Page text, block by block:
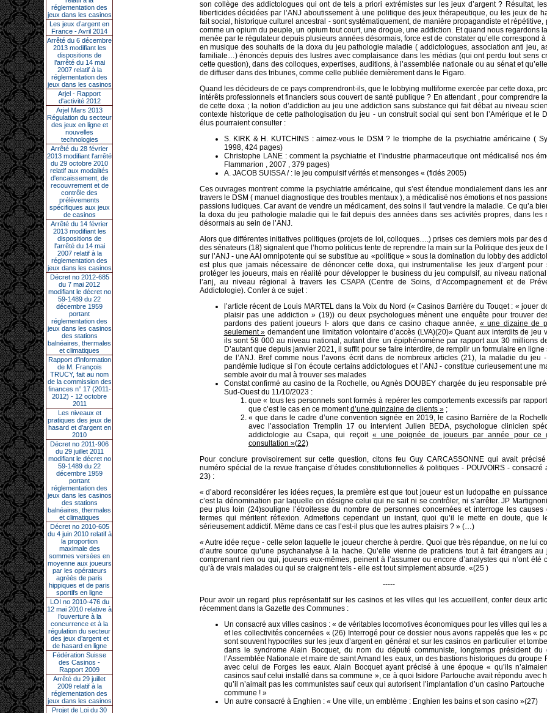
réglementation des
jeux dans les casinos
Les jeux d’argent en
France - Avril 2014
Arrêté du 6 décembre
2013 modifiant les
dispositions de
l’arrêté du 14 mai
2007 relatif à la
réglementation des
jeux dans les casinos
Arjel - Rapport
d'activité 2012
Arjel Mars 2013
Régulation du secteur
des jeux en ligne et
nouvelles
technologies
Arrêté du 28 février
2013 modifiant l'arrêté
du 29 octobre 2010
relatif aux modalités
d'encaissement, de
recouvrement et de
contrôle des
prélèvements
spécifiques aux jeux
de casinos
Arrêté du 14 février
2013 modifiant les
dispositions de
l'arrêté du 14 mai
2007 relatif à la
réglementation des
jeux dans les casinos
Décret no 2012-685
du 7 mai 2012
modifiant le décret no
59-1489 du 22
décembre 1959
portant
réglementation des
jeux dans les casinos
des stations
balnéaires, thermales
et climatiques
Rapport d'information
de M. François
TRUCY, fait au nom
de la commission des
finances n° 17 (2011-
2012) - 12 octobre
2011
Les niveaux et
pratiques des jeux de
hasard et d’argent en
2010
Décret no 2011-906
du 29 juillet 2011
modifiant le décret no
59-1489 du 22
décembre 1959
portant
réglementation des
jeux dans les casinos
des stations
balnéaires, thermales
et climatiques
Décret no 2010-605
du 4 juin 2010 relatif à
la proportion
maximale des
sommes versées en
moyenne aux joueurs
par les opérateurs
agréés de paris
hippiques et de paris
sportifs en ligne
LOI no 2010-476 du
12 mai 2010 relative à
l’ouverture à la
concurrence et à la
régulation du secteur
des jeux d’argent et
de hasard en ligne
Fédération Suisse
des Casinos -
Rapport 2009
Arrêté du 29 juillet
2009 relatif à la
réglementation des
jeux dans les casinos
Projet de Loi du 30
son collège des addictologues qui ont de tels a priori extrémistes sur les jeux d’argent ? Résultat,
liberticides décidées par l’ANJ aboutissement à une politique des jeux thérapeutique, ou les jeux de
fait social, historique culturel ancestral - sont systématiquement, de manière propagandiste et répétitive,
comme un opium du peuple, un opium tout court, une drogue, une addiction. Et quand nous regardons
menée par le régulateur depuis plusieurs années désormais, force est de constater qu’elle correspond
en musique des souhaits de la doxa du jeu pathologie maladie ( addictologues, association anti jeu,
familiale…) énoncés depuis des lustres avec complaisance dans les médias (qui ont perdu tout sens
cette question), dans des colloques, expertises, auditions, à l’assemblée nationale ou au sénat et
de diffuser dans des tribunes, comme celle publiée dernièrement dans le Figaro.
Quand les décideurs de ce pays comprendront-ils, que le lobbying multiforme exercée par cette doxa,
intérêts professionnels et financiers sous couvert de santé publique ? En attendant , pour comprendre
de cette doxa ; la notion d’addiction au jeu une addiction sans substance qui fait débat au niveau
contexte historique de cette pathologisation du jeu - un construit social qui sent bon l’Amérique et le
élus pourraient consulter :
S. KIRK & H. KUTCHINS : aimez-vous le DSM ? le triomphe de la psychiatrie américaine (
1998, 424 pages)
Christophe LANE : comment la psychiatrie et l’industrie pharmaceutique ont médicalisé nos
Flammarion , 2007 , 379 pages)
A. JACOB SUISSA / : le jeu compulsif vérités et mensonges « (fidés 2005)
Ces ouvrages montrent comme la psychiatrie américaine, qui s’est étendue mondialement dans les
travers le DSM ( manuel diagnostique des troubles mentaux ), a médicalisé nos émotions et nos
passions ludiques. Car avant de vendre un médicament, des soins il faut vendre la maladie. Ce qu’a
la doxa du jeu pathologie maladie qui le fait depuis des années dans ses activités propres, dans les
désormais au sein de l’ANJ.
Alors que différentes initiatives politiques (projets de loi, colloques….) prises ces derniers mois par des
des sénateurs (18) signalent que l’homo politicus tente de reprendre la main sur la Politique des jeux de
sur l’ANJ - une AAI omnipotente qui se substitue au «politique » sous la domination du lobby des
est plus que jamais nécessaire de dénoncer cette doxa, qui instrumentalise les jeux d’argent pour
protéger les joueurs, mais en réalité pour développer le business du jeu compulsif, au niveau
l’anj, au niveau régional à travers les CSAPA (Centre de Soins, d’Accompagnement et de
Addictologie). Confer à ce sujet :
l’article récent de Louis MARTEL dans la Voix du Nord (« Casinos Barrière du Touqet : « jouer
plaisir pas une addiction » (19)) ou deux psychologues mènent une enquête pour trouver
pardons des patient joueurs !- alors que dans ce casino chaque année, « une dizaine de
seulement » demandent une limitation volontaire d’accès (LVA)(20)» Quant aux interdits de jeu
ils sont 58 000 au niveau national, autant dire un épiphénomène par rapport aux 30 millions
D’autant que depuis janvier 2021, il suffit pour se faire interdire, de remplir un formulaire en ligne
de l’ANJ. Bref comme nous l’avons écrit dans de nombreux articles (21), la maladie du jeu
pandémie ludique si l’on écoute certains addictologues et l’ANJ - constitue curieusement une
semble avoir du mal à trouver ses malades
Constat confirmé au casino de la Rochelle, ou Agnès DOUBEY chargée du jeu responsable
Sud-Ouest du 11/10/2023 :
que « tous les personnels sont formés à repérer les comportements excessifs par
que c’est le cas en ce momentd’une quinzaine de clients »;
« que dans le cadre d’une convention signée en 2019, le casino Barrière de la
avec l’association Tremplin 17 ou intervient Julien BEDA, psychologue clinicien
addictologie au Csapa, qui reçoit « une poignée de joueurs par année pour ce
consultation »(22)
Pour conclure provisoirement sur cette question, citons feu Guy CARCASSONNE qui avait
numéro spécial de la revue française d’études constitutionnelles & politiques - POUVOIRS - consacré
23) :
« d’abord reconsidérer les idées reçues, la première est que tout joueur est un ludopathe en
c’est la dénomination par laquelle on désigne celui qui ne sait ni se contrôler, ni s’arrêter. JP
peu plus loin (24)souligne l’étroitesse du nombre de personnes concernées et interroge les causes
termes qui méritent réflexion. Admettons cependant un instant, quoi qu’il le mette en doute, que
sérieusement addictif. Même dans ce cas l’est-il plus que les autres plaisirs ? » (…)
« Autre idée reçue - celle selon laquelle le joueur cherche à perdre. Quoi que très répandue, on ne lui
d’autre source qu’une psychanalyse à la hache. Qu’elle vienne de praticiens tout à fait étrangers au
comprenant rien ou qui, joueurs eux-mêmes, peinent à l’assumer ou encore d’analystes qui n’ont été
qu’à de vrais malades ou qui se craignent tels - elle est tout simplement absurde. «(25 )
-----
Pour avoir un regard plus représentatif sur les casinos et les villes qui les accueillent, confer deux
récemment dans la Gazette des Communes :
Un consacré aux villes casinos : « de véritables locomotives économiques pour les villes qui les
et les collectivités concernées « (26) Interrogé pour ce dossier nous avons rappelés que les «
sont souvent hypocrites sur les jeux d’argent en général et sur les casinos en particulier et
dans le syndrome Alain Bocquet, du nom du député communiste, longtemps président du
l’Assemblée Nationale et maire de saint Amand les eaux, un des bastions historiques du groupe
avec celui de Forges les eaux. Alain Bocquet ayant précisé à une époque « qu’ils
casinos sauf celui installé dans sa commune », ce à quoi Isidore Partouche avait répondu avec
qu’il n’aimait pas les communistes sauf ceux qui autorisent l’implantation d’un casino
commune ! »
Un autre consacré à Enghien : « Une ville, un emblème : Enghien les bains et son casino »(27)